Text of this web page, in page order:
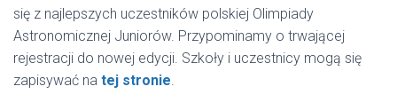
się z najlepszych uczestników polskiej Olimpiady
Astronomicznej Juniorów. Przypominamy o trwającej
rejestracji do nowej edycji. Szkoły i uczestnicy mogą się
zapisywać na tej stronie.